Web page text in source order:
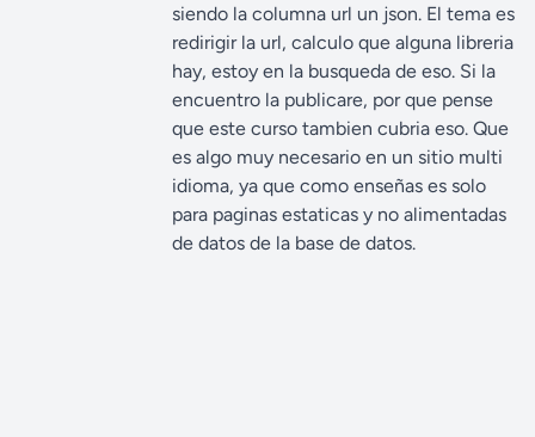
siendo la columna url un json. El tema es
redirigir la url, calculo que alguna libreria
hay, estoy en la busqueda de eso. Si la
encuentro la publicare, por que pense
que este curso tambien cubria eso. Que
es algo muy necesario en un sitio multi
idioma, ya que como enseñas es solo
para paginas estaticas y no alimentadas
de datos de la base de datos.